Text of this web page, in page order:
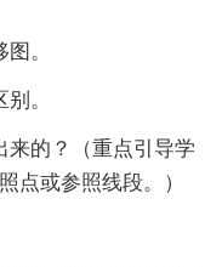
。
。
来的？（重点引导学
点或参照线段。）